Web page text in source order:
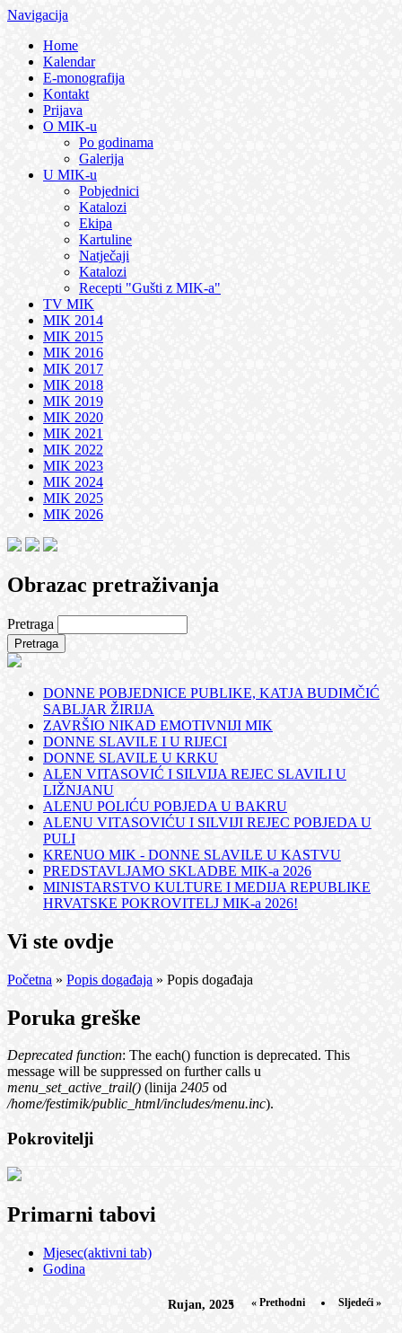
Navigacija
Home
Kalendar
E-monografija
Kontakt
Prijava
O MIK-u
Po godinama
Galerija
U MIK-u
Pobjednici
Katalozi
Ekipa
Kartuline
Natječaji
Katalozi
Recepti "Gušti z MIK-a"
TV MIK
MIK 2014
MIK 2015
MIK 2016
MIK 2017
MIK 2018
MIK 2019
MIK 2020
MIK 2021
MIK 2022
MIK 2023
MIK 2024
MIK 2025
MIK 2026
Obrazac pretraživanja
Pretraga
DONNE POBJEDNICE PUBLIKE, KATJA BUDIMČIĆ
SABLJAR ŽIRIJA
ZAVRŠIO NIKAD EMOTIVNIJI MIK
DONNE SLAVILE I U RIJECI
DONNE SLAVILE U KRKU
ALEN VITASOVIĆ I SILVIJA REJEC SLAVILI U
LIŽNJANU
ALENU POLIĆU POBJEDA U BAKRU
ALENU VITASOVIĆU I SILVIJI REJEC POBJEDA U
PULI
KRENUO MIK - DONNE SLAVILE U KASTVU
PREDSTAVLJAMO SKLADBE MIK-a 2026
MINISTARSTVO KULTURE I MEDIJA REPUBLIKE
HRVATSKE POKROVITELJ MIK-a 2026!
Vi ste ovdje
Početna » Popis događaja » Popis događaja
Poruka greške
Deprecated function: The each() function is deprecated. This
message will be suppressed on further calls u
menu_set_active_trail() (linija 2405 od
/home/festimik/public_html/includes/menu.inc).
Pokrovitelji
Primarni tabovi
Mjesec(aktivni tab)
Godina
Rujan, 2025 « Prethodni Sljedeći »